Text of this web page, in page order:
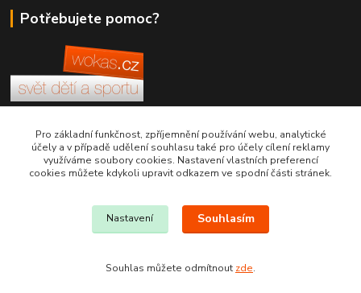
Potřebujete pomoc?
+420 380 830 198
wokas.online@yahoo.cz
Pro základní funkčnost, zpříjemnění používání webu, analytické
účely a v případě udělení souhlasu také pro účely cílení reklamy
využíváme soubory cookies. Nastavení vlastních preferencí
cookies můžete kdykoli upravit odkazem ve spodní části stránek.
Nastavení Souhlasím
Souhlas můžete odmítnout zde.